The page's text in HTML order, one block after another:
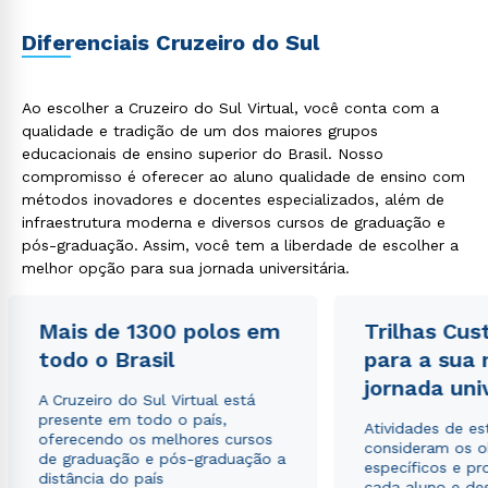
Diferenciais Cruzeiro do Sul
Ao escolher a Cruzeiro do Sul Virtual, você conta com a
qualidade e tradição de um dos maiores grupos
educacionais de ensino superior do Brasil. Nosso
compromisso é oferecer ao aluno qualidade de ensino com
métodos inovadores e docentes especializados, além de
infraestrutura moderna e diversos cursos de graduação e
pós-graduação. Assim, você tem a liberdade de escolher a
melhor opção para sua jornada universitária.
Mais de 1300 polos em
todo o Brasil
A Cruzeiro do Sul Virtual está
presente em todo o país,
oferecendo os melhores cursos
de graduação e pós-graduação a
distância do país
Trilhas
para a sua
jornada
Atividades de
consideram os
específicos e
Estou de acordo com aPolítica de Privacidade.e
autorizo que meus dados sejam utilizados para o
envio de conteúdos da Cruzeiro do Sul.